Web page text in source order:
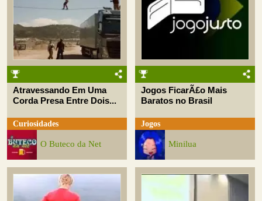
Atravessando Em Uma
Corda Presa Entre Dois...
Curiosidades
O Buteco da Net
Jogos FicarÃ£o Mais
Baratos no Brasil
Jogos
Minilua